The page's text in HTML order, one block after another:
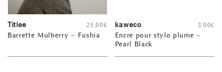
Titlee
Barrette Mulberry – Fushia
25,00€ kaweco
Encre pour stylo plume –
Pearl Black
3,00€